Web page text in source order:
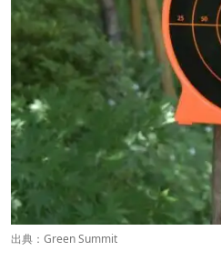
出典： Green Summit